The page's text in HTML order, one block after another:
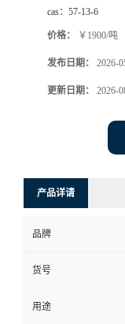
cas： 57-13-6
价格： ￥1900/吨
发布日期： 2026-
更新日期： 2026-
产品详请
品牌
货号
用途